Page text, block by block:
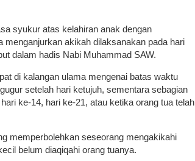
syukur atas kelahiran anak dengan
akikah dilaksanakan pada hari
dalam hadis Nabi Muhammad SAW.
di kalangan ulama mengenai batas waktu
setelah hari ketujuh, sementara sebagian
ke-14, hari ke-21, atau ketika orang tua telah
memperbolehkan seseorang mengakikahi
belum diaqiqahi orang tuanya.